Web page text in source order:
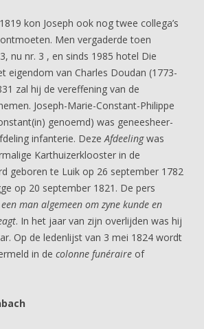
kon Joseph ook nog twee collega’s
Men vergaderde toen
nu nr. 3 , en sinds 1985 hotel Die
eigendom van Charles Doudan (1773-
zal hij de vereffening van de
Joseph-Marie-Constant-Philippe
genoemd) was geneesheer-
infanterie. DezeAfdeelingwas
Karthuizerklooster in de
geboren te Luik op 26 september 1782
op 20 september 1821. De pers
een man algemeen om zyne kunde en
. In het jaar van zijn overlijden was hij
Op de ledenlijst van 3 mei 1824 wordt
in de colonne funéraire of